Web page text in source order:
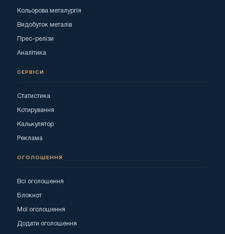
Кольорова металургія
Видобуток металів
Прес-релізи
Аналітика
СЕРВІСИ
Статистика
Котирування
Калькулятор
Реклама
ОГОЛОШЕННЯ
Всі оголошення
Блокнот
Мої оголошення
Додати оголошення